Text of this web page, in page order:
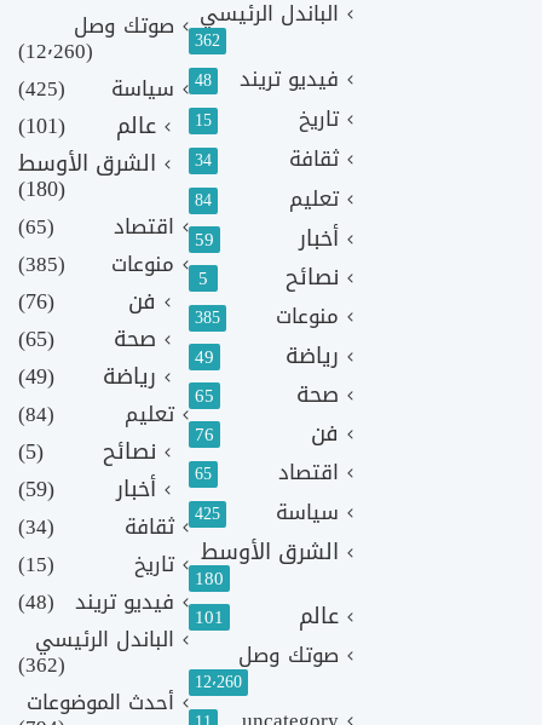
الباندل الرئيسي
362
فيديو تريند 48
تاريخ 15
ثقافة 34
تعليم 84
أخبار 59
نصائح 5
منوعات 385
رياضة 49
صحة 65
فن 76
اقتصاد 65
سياسة 425
الشرق الأوسط
180
عالم 101
صوتك وصل
12٬260
صوتك وصل
(12٬260)
سياسة
(425)
عالم
(101)
الشرق الأوسط
(180)
اقتصاد
(65)
منوعات
(385)
فن
(76)
صحة
(65)
رياضة
(49)
تعليم (84)
نصائح
(5)
أخبار
(59)
ثقافة
(34)
تاريخ
(15)
فيديو تريند (48)
الباندل الرئيسي
(362)
أحدث الموضوعات